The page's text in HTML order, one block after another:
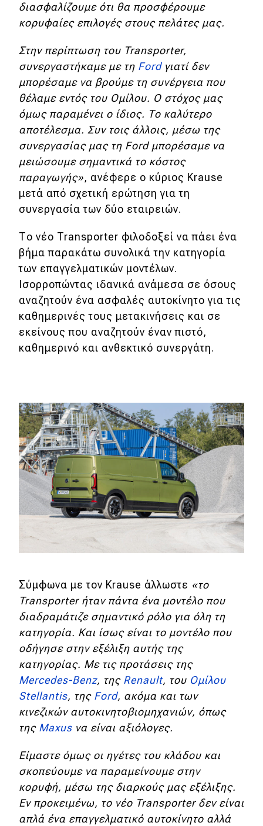
διασφαλίζουμε ότι θα προσφέρουμε
κορυφαίες επιλογές στους πελάτες μας.
Στην περίπτωση του Transporter,
συνεργαστήκαμε με τη Fordγιατί δεν
μπορέσαμε να βρούμε τη συνέργεια που
θέλαμε εντός του Ομίλου. Ο στόχος μας
όμως παραμένει ο ίδιος. Το καλύτερο
αποτέλεσμα. Συν τοις άλλοις, μέσω της
συνεργασίας μας τη Ford μπορέσαμε να
μειώσουμε σημαντικά το κόστος
παραγωγής», ανέφερε ο κύριος Krause
μετά από σχετική ερώτηση για τη
συνεργασία των δύο εταιρειών.
Το νέο Transporter φιλοδοξεί να πάει ένα
βήμα παρακάτω συνολικά την κατηγορία
των επαγγελματικών μοντέλων.
Ισορροπώντας ιδανικά ανάμεσα σε όσους
αναζητούν ένα ασφαλές αυτοκίνητο για τις
καθημερινές τους μετακινήσεις και σε
εκείνους που αναζητούν έναν πιστό,
καθημερινό και ανθεκτικό συνεργάτη.
Σύμφωνα με τον Krause άλλωστε «το
Transporter ήταν πάντα ένα μοντέλο που
διαδραμάτιζε σημαντικό ρόλο για όλη τη
κατηγορία. Και ίσως είναι το μοντέλο που
οδήγησε στην εξέλιξη αυτής της
κατηγορίας. Με τις προτάσεις της
Mercedes-Benz, της Renault, του Ομίλου
Stellantis, της Ford, ακόμα και των
κινεζικών αυτοκινητοβιομηχανιών, όπως
της Maxus να είναι αξιόλογες.
Είμαστε όμως οι ηγέτες του κλάδου και
σκοπεύουμε να παραμείνουμε στην
κορυφή, μέσω της διαρκούς μας εξέλιξης.
Εν προκειμένω, το νέο Transporter δεν είναι
απλά ένα επαγγελματικό αυτοκίνητο αλλά